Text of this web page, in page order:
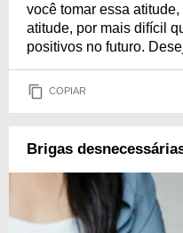
você tomar essa
atitude, por mais difícil
positivos no futuro.
COPIAR
Brigas